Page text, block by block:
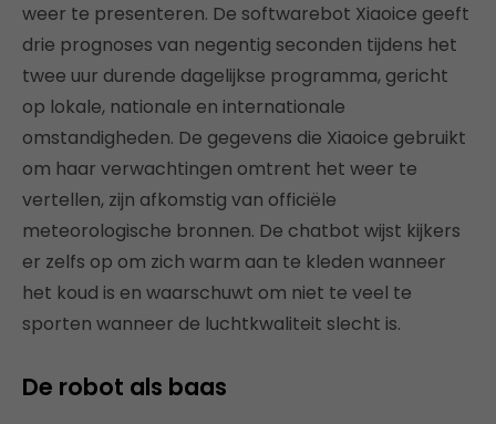
weer te presenteren. De softwarebot Xiaoice geeft
drie prognoses van negentig seconden tijdens het
twee uur durende dagelijkse programma, gericht
op lokale, nationale en internationale
omstandigheden. De gegevens die Xiaoice gebruikt
om haar verwachtingen omtrent het weer te
vertellen, zijn afkomstig van officiële
meteorologische bronnen. De chatbot wijst kijkers
er zelfs op om zich warm aan te kleden wanneer
het koud is en waarschuwt om niet te veel te
sporten wanneer de luchtkwaliteit slecht is.
De robot als baas